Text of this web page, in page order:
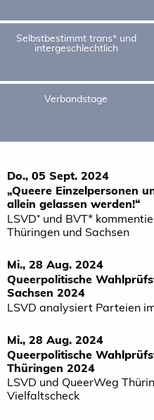
Selbstbestimmt trans* und
intergeschlechtlich
Verbandstage
Do., 05 Sept. 2024
„Queere Einzelpersonen
allein gelassen werden!“
LSVD⁺ und BVT*
Thüringen und Sachsen
Mi., 28 Aug. 2024
Queerpolitische
Sachsen 2024
LSVD analysiert Parteien
Mi., 28 Aug. 2024
Queerpolitische
Thüringen 2024
LSVD und QueerWeg
Vielfaltscheck